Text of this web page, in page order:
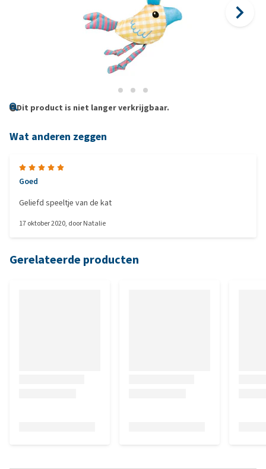
Dit product is niet langer verkrijgbaar.
Wat anderen zeggen
Goed
Geliefd speeltje van de kat
17 oktober 2020, doorNatalie
Gerelateerde producten